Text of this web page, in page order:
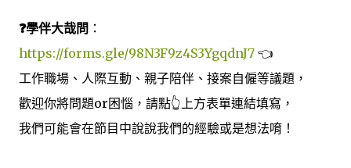
❓學伴大哉問 ：
https://forms.gle/98N3F9z4S3YgqdnJ7 👈
工作職場、人際互動、親子陪伴、接案自僱等議題，
歡迎你將問題or困惱，請點👆上方表單連結填寫，
我們可能會在節目中說說我們的經驗或是想法唷！